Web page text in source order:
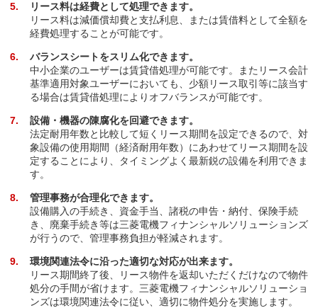
5
リース料は経費として処理できます。
リース料は減価償却費と支払利息、または賃借料として全額を
経費処理することが可能です。
6
バランスシートをスリム化できます。
中小企業のユーザーは賃貸借処理が可能です。またリース会計
基準適用対象ユーザーにおいても、少額リース取引等に該当す
る場合は賃貸借処理によりオフバランスが可能です。
7
設備・機器の陳腐化を回避できます。
法定耐用年数と比較して短くリース期間を設定できるので、対
象設備の使用期間（経済耐用年数）にあわせてリース期間を設
定することにより、タイミングよく最新鋭の設備を利用できま
す。
8
管理事務が合理化できます。
設備購入の手続き、資金手当、諸税の申告・納付、保険手続
き、廃棄手続き等は三菱電機フィナンシャルソリューションズ
が行うので、管理事務負担が軽減されます。
9
環境関連法令に沿った適切な対応が出来ます。
リース期間終了後、リース物件を返却いただくだけなので物件
処分の手間が省けます。三菱電機フィナンシャルソリューショ
ンズは環境関連法令に従い、適切に物件処分を実施します。